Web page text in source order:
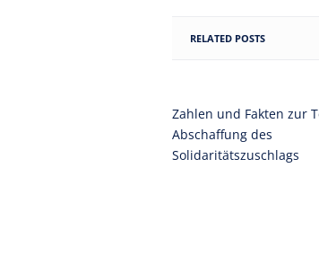
RELATED POSTS
Zahlen und Fakten zur
Abschaffung des
Solidaritätszuschlags